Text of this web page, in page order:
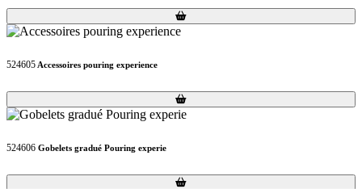
Loading...
Loading...
524605Accessoires pouring experience
Loading...
Loading...
524606 Gobelets gradué Pouring experie
Loading...
Loading...